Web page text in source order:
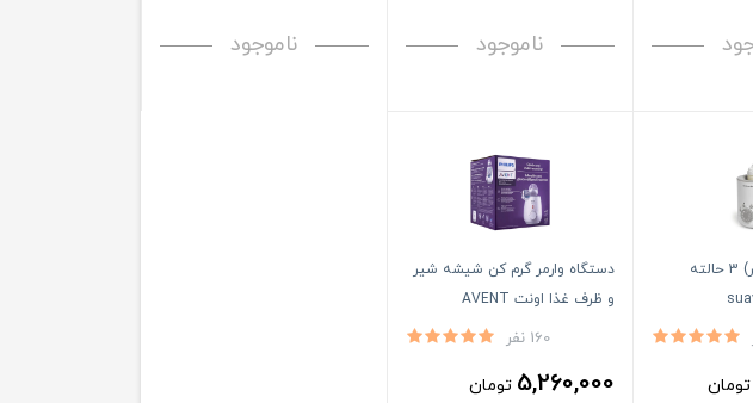
ناموجود ناموجود
شیر گرم کن (وارمر) 3 حالته
تومان
دستگاه وارمر گرم کن شیشه شیر
و ظرف غذا اونت AVENT
160 نفر
5,260,000 تومان